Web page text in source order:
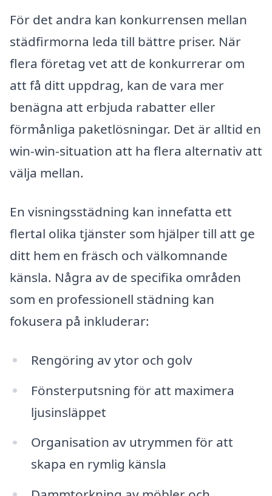
För det andra kan konkurrensen mellan
städfirmorna leda till bättre priser. När
flera företag vet att de konkurrerar om
att få ditt uppdrag, kan de vara mer
benägna att erbjuda rabatter eller
förmånliga paketlösningar. Det är alltid en
win-win-situation att ha flera alternativ att
välja mellan.
En visningsstädning kan innefatta ett
flertal olika tjänster som hjälper till att ge
ditt hem en fräsch och välkomnande
känsla. Några av de specifika områden
som en professionell städning kan
fokusera på inkluderar:
Rengöring av ytor och golv
Fönsterputsning för att maximera
ljusinsläppet
Organisation av utrymmen för att
skapa en rymlig känsla